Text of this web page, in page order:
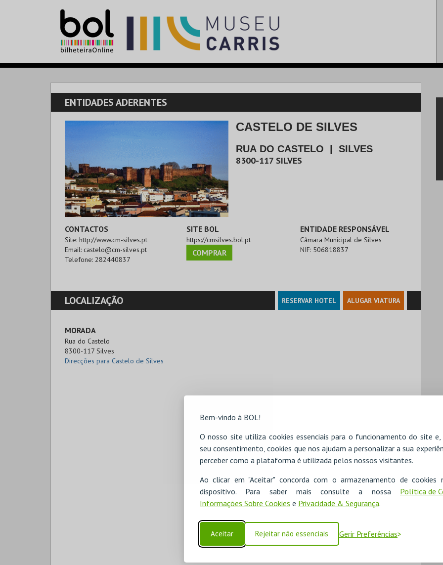
Bem-vindo à BOL!
O nosso site utiliza cookies essenciais para o funcionamento do site
seu consentimento, cookies que nos ajudam a personalizar a sua
perceber como a plataforma é utilizada pelos nossos visitantes.
Ao clicar em "Aceitar" concorda com o armazenamento de cookies
dispositivo. Para saber mais consulte a nossa Política de
Informações Sobre Cookies e Privacidade & Segurança.
Aceitar Rejeitar não essenciais Gerir Preferências
ENTIDADES ADERENTES
CASTELO DE SILVES
RUA DO CASTELO SILVES
8300-117 SILVES
CONTACTOS
Site: http://www.cm-silves.pt
Email: castelo@cm-silves.pt
Telefone: 282440837
SITE BOL
https://cmsilves.bol.pt
COMPRAR
ENTIDADE RESPONSÁVEL
Câmara Municipal de Silves
NIF: 506818837
LOCALIZAÇÃO RESERVAR HOTEL ALUGAR VIATURA
MORADA
Rua do Castelo
8300-117 Silves
Direcções para Castelo de Silves